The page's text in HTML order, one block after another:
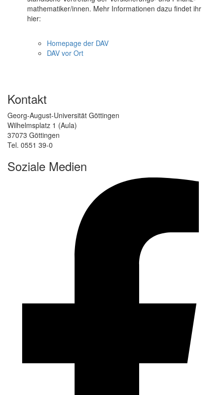
mathe­matiker/innen. Mehr Informationen dazu findet ihr
hier:
Homepage der DAV
DAV vor Ort
Kontakt
Georg-August-Universität Göttingen
Wilhelmsplatz 1 (Aula)
37073 Göttingen
Tel. 0551 39-0
Soziale Medien